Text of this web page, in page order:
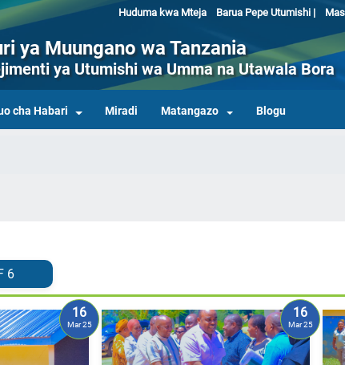
Barua Pepe Utumishi |
Huduma kwa Mteja
ya Muungano wa Tanzania
ya Utumishi wa Umma na Utawala Bora
cha Habari Miradi Matangazo Blogu
6
16
Mar 25
16
Mar 25